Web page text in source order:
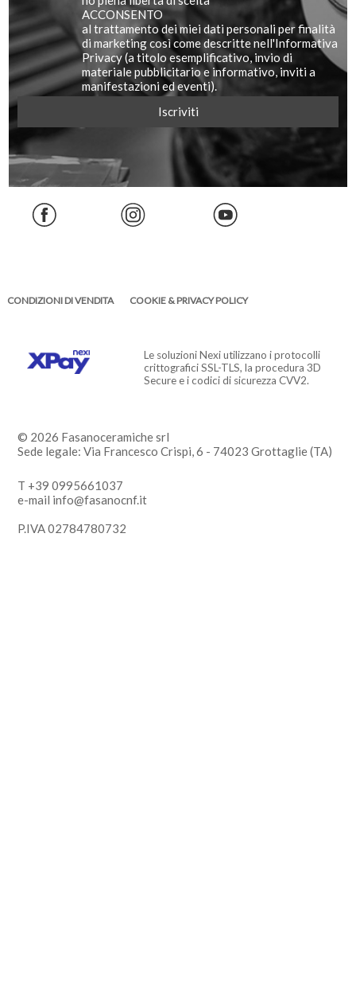
ACCONSENTO
al trattamento dei miei dati personali per finalità
di marketing così come descritte nell'Informativa
Privacy (a titolo esemplificativo, invio di
materiale pubblicitario e informativo, inviti a
manifestazioni ed eventi).
CONDIZIONI DI VENDITA COOKIE & PRIVACY POLICY
Le soluzioni Nexi utilizzano i protocolli
crittografici SSL-TLS, la procedura 3D
Secure e i codici di sicurezza CVV2.
© 2026 Fasanoceramiche srl
Sede legale: Via Francesco Crispi, 6 - 74023 Grottaglie (TA)
T +39 0995661037
e-mail info@fasanocnf.it
P.IVA 02784780732